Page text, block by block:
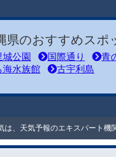
県のおすすめスポ
城公園 国際通り 青
海水族館
古宇利島
は、天気予報のエキスパート機